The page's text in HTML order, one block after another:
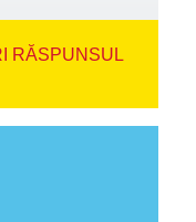
RĂSPUNSUL